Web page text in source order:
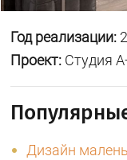
Год реализации:
Проект: Студия
Дизайн